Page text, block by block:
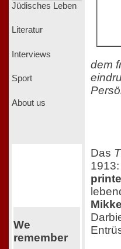
Jüdisches Leben
Literatur
Interviews
Sport
About us
We
remember
dem
Das